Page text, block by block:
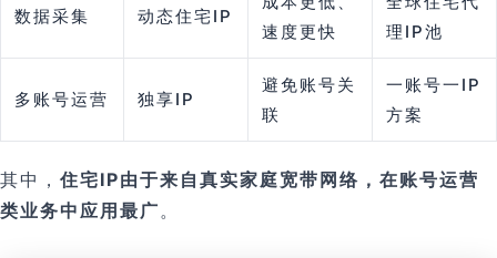
数据采集 动态住宅IP
速度更快
理IP池
多账号运营 独享IP
避免账号关
联
一账号一IP
方案
其中， 住宅IP由于来自真实家庭宽带网络，在账号运营
类业务中应用最广。